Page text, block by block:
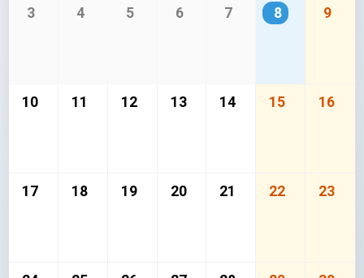
3 4 5 6 7 8 9
10 11 12 13 14 15 16
17 18 19 20 21 22 23